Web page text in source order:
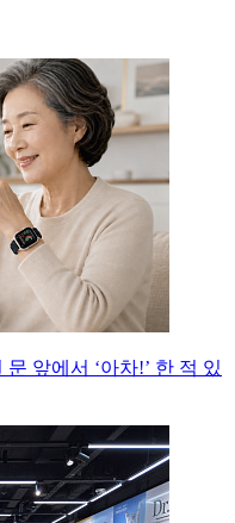
앞에서 ‘아차!’ 한 적 있